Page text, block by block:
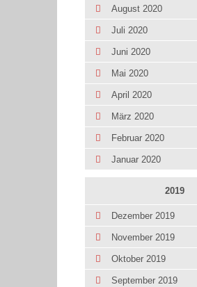
August 2020
Juli 2020
Juni 2020
Mai 2020
April 2020
März 2020
Februar 2020
Januar 2020
2019
Dezember 2019
November 2019
Oktober 2019
September 2019